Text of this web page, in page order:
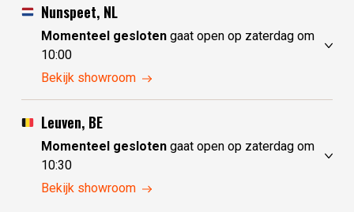
zondag
maandag
10:00 - 17:30
dinsdag
woensdag
Nunspeet, NL
Momenteel geslotengaat open op zaterdag om
10:00
vrijdag
zaterdag
10:00 - 17:30
zondag
maandag
gesloten
dinsdag
10:00 - 17:30
woensdag
Bekijk showroom
Leuven, BE
Momenteel geslotengaat open op zaterdag om
10:30
vrijdag
Bekijk showroom